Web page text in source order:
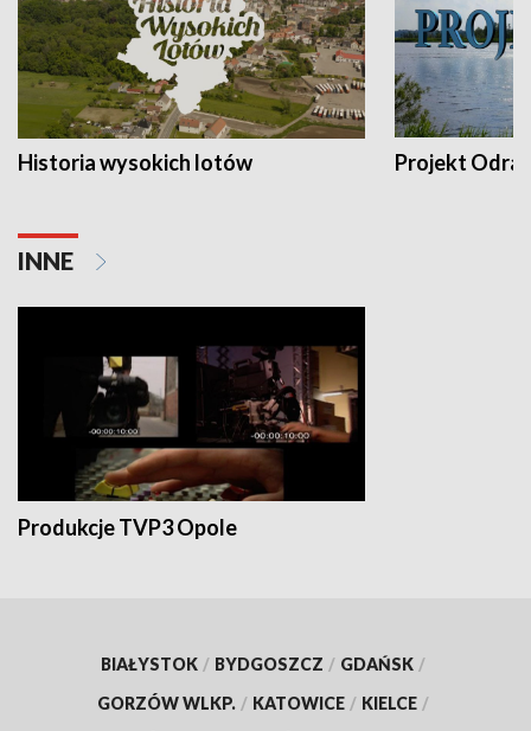
Historia wysokich lotów Projekt Odra
INNE
Produkcje TVP3 Opole
BIAŁYSTOK / BYDGOSZCZ / GDAŃSK /
GORZÓW WLKP. / KATOWICE / KIELCE /